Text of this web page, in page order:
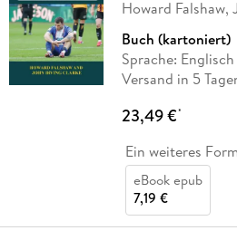
Howard Falshaw,
Buch (kartoniert)
Sprache: Englisch
Versand in 5
23,49 €*
Ein weiteres
eBook epub
7,19 €